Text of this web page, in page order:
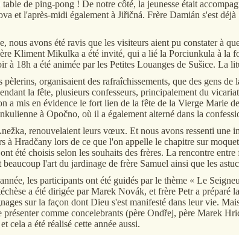
de ping-pong ! De notre côté, la jeunesse était
et l'après-midi également à Jiřičná. Frère Damián s'est
avons été ravis que les visiteurs aient pu constater à
Kliment Mikulka a été invité, qui a lié la Porciunkula à la
18h a été animée par les Petites Louanges de Sušice. La
organisaient des rafraîchissements, que des gens de
la fête, plusieurs confesseurs, principalement du
a mis en évidence le fort lien de la fête de la Vierge Marie
à Opočno, où il a également alterné dans la
renouvelaient leurs vœux. Et nous avons ressenti une
Hradčany lors de ce que l'on appelle le chapitre sur
été choisis selon les souhaits des frères. La rencontre
l'art du jardinage de frère Samuel ainsi que les
les participants ont été guidés par le thème « Le
a été dirigée par Marek Novák, et frère Petr a préparé
sur la façon dont Dieu s'est manifesté dans leur vie.
comme concelebrants (père Ondřej, père Marek
cela a été réalisé cette année aussi.